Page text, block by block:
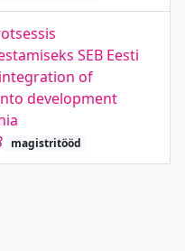
SEB Eesti
of
development
magistritööd